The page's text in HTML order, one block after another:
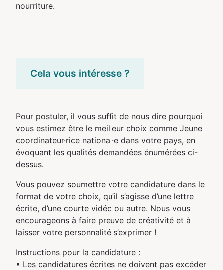
nourriture.
Cela vous intéresse ?
Pour postuler, il vous suffit de nous dire pourquoi
vous estimez être le meilleur choix comme Jeune
coordinateur·rice national·e dans votre pays, en
évoquant les qualités demandées énumérées ci-
dessus.
Vous pouvez soumettre votre candidature dans le
format de votre choix, qu’il s’agisse d’une lettre
écrite, d’une courte vidéo ou autre. Nous vous
encourageons à faire preuve de créativité et à
laisser votre personnalité s’exprimer !
Instructions pour la candidature :
• Les candidatures écrites ne doivent pas excéder